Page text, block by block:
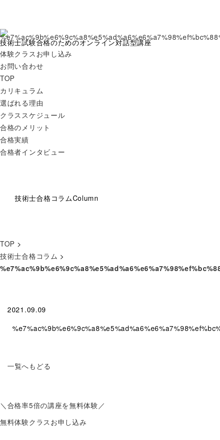
技術士試験合格のためのオンライン対話型講座
体験クラスお申し込み
お問い合わせ
TOP
カリキュラム
選ばれる理由
クラススケジュール
合格のメリット
合格実績
合格者インタビュー
技術士合格コラムColumn
TOP >
技術士合格コラム >
2021.09.09
一覧へもどる
＼合格率5倍の講座を無料体験／
無料体験クラスお申し込み